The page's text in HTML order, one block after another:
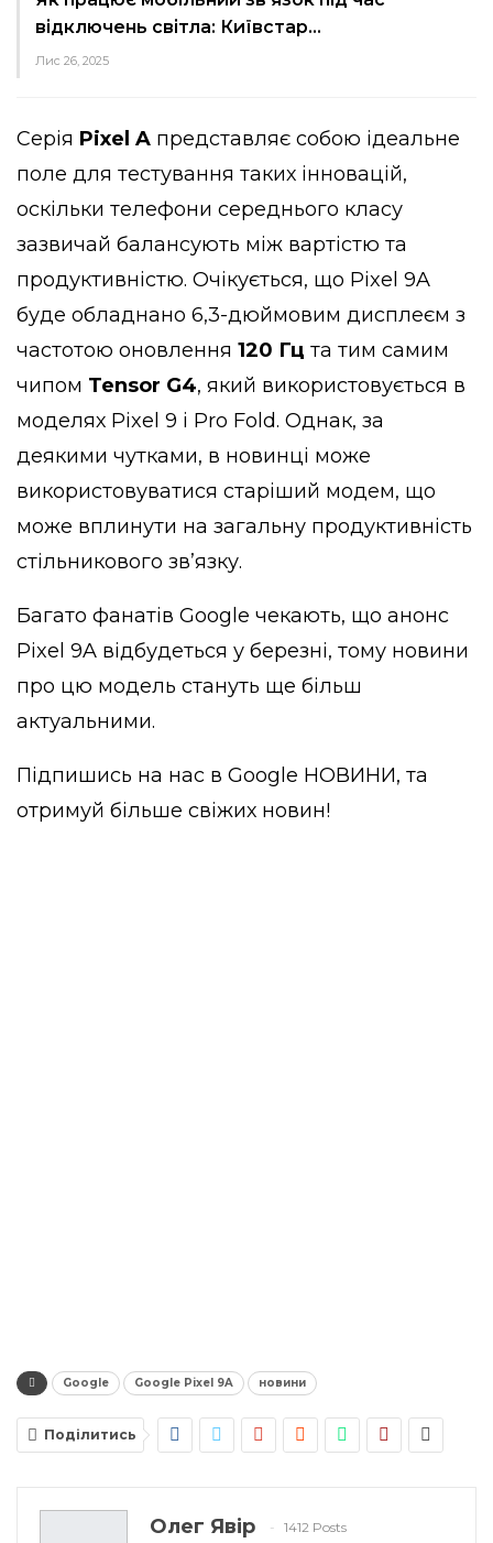
відключень світла: Київстар…
Лис 26, 2025
Серія Pixel A представляє собою ідеальне
поле для тестування таких інновацій,
оскільки телефони середнього класу
зазвичай балансують між вартістю та
продуктивністю. Очікується, що Pixel 9A
буде обладнано 6,3-дюймовим дисплеєм з
частотою оновлення 120 Гц та тим самим
чипом Tensor G4, який використовується в
моделях Pixel 9 і Pro Fold. Однак, за
деякими чутками, в новинці може
використовуватися старіший модем, що
може вплинути на загальну продуктивність
стільникового зв’язку.
Багато фанатів Google чекають, що анонс
Pixel 9A відбудеться у березні, тому новини
про цю модель стануть ще більш
актуальними.
Підпишись на нас в Google НОВИНИ, та
отримуй більше свіжих новин!
Google Google Pixel 9A новини
Поділитись
Олег Явір 1412 Posts